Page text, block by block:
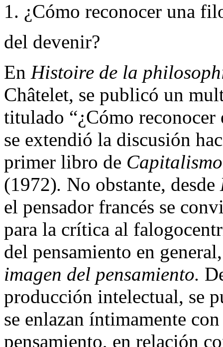
1. ¿Cómo reconocer una
del devenir?
En Histoire de la
Châtelet, se publicó un
titulado “¿Cómo reconocer
se extendió la discusión
primer libro de
(1972). No obstante, desde
el pensador francés se
para la crítica al
del pensamiento en
imagen del pensamiento.
producción intelectual, se
se enlazan íntimamente
pensamiento, en relación